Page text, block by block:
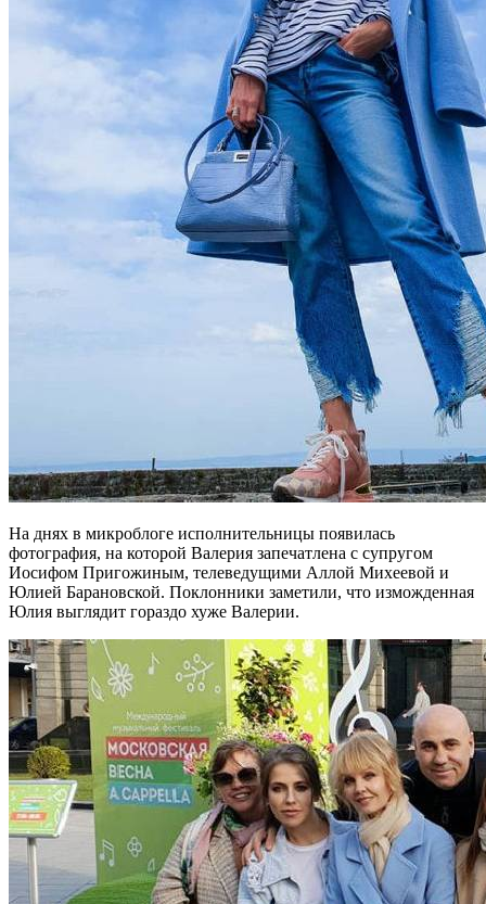
На днях в микроблоге исполнительницы появилась
фотография, на которой Валерия запечатлена с супругом
Иосифом Пригожиным, телеведущими Аллой Михеевой и
Юлией Барановской. Поклонники заметили, что изможденная
Юлия выглядит гораздо хуже Валерии.